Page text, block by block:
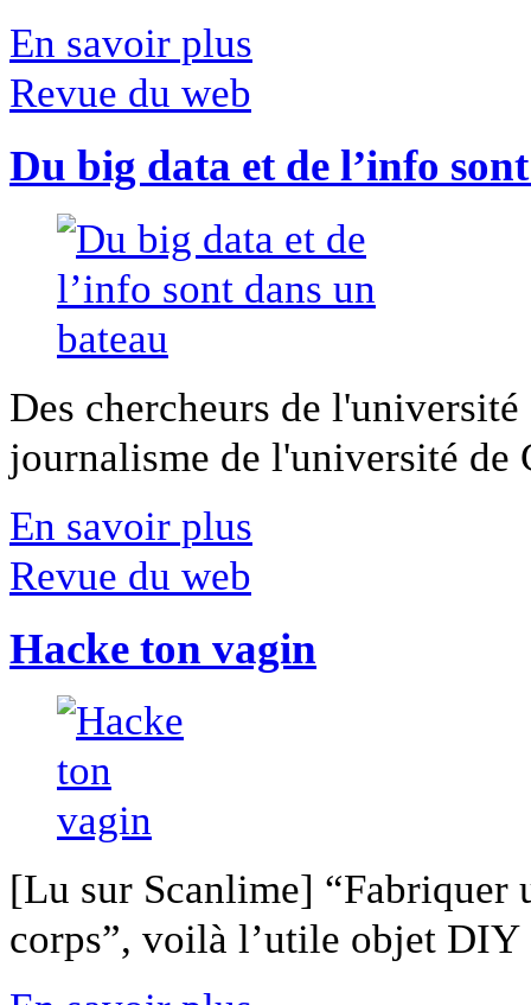
En savoir plus
Revue du web
Du big data et de l’info
Des chercheurs de
journalisme de l'université
En savoir plus
Revue du web
Hacke ton vagin
[Lu sur Scanlime] “Fabriquer
corps”, voilà l’utile objet